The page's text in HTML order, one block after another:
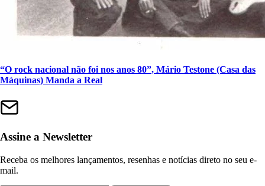
“O rock nacional não foi nos anos 80”, Mário Testone (Casa das
Máquinas) Manda a Real
Assine a Newsletter
Receba os melhores lançamentos, resenhas e notícias direto no seu e-
mail.